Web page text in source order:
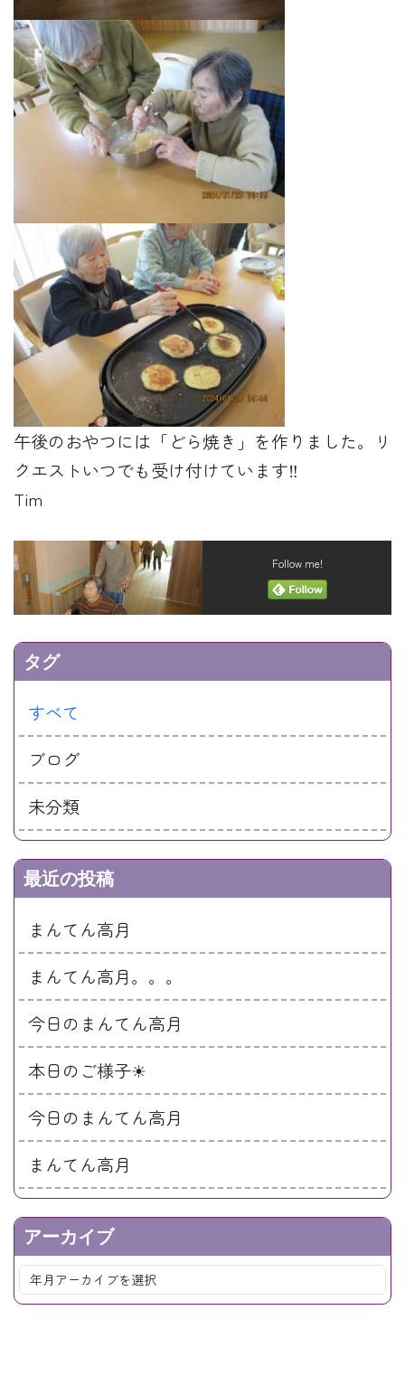
午後のおやつには「どら焼き」を作りました。リ
クエストいつでも受け付けています‼
Tim
Follow me!
タグ
すべて
ブログ
未分類
最近の投稿
まんてん高月
まんてん高月。。。
今日のまんてん高月
本日のご様子☀
今日のまんてん高月
まんてん高月
アーカイブ